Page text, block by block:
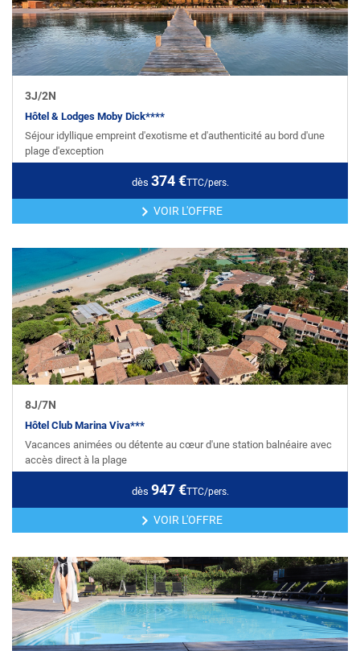
3J/2N
Hôtel & Lodges Moby Dick****
Séjour idyllique empreint d'exotisme et d'authenticité au bord d'une
plage d'exception
dès 374€TTC/pers.
VOIR L'OFFRE
8J/7N
Hôtel Club Marina Viva***
Vacances animées ou détente au cœur d'une station balnéaire avec
accès direct à la plage
dès 947€TTC/pers.
VOIR L'OFFRE